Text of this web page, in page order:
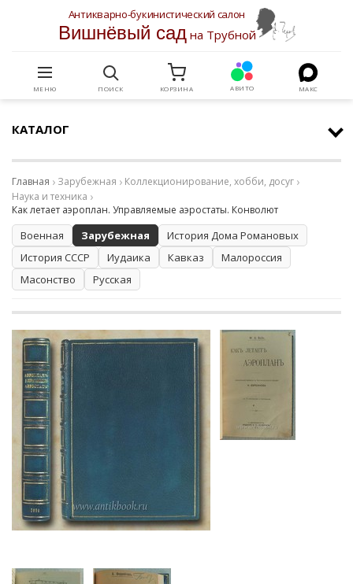
Антикварно-букинистический салон
Вишнёвый садна Трубной
МЕНЮ ПОИСК КОРЗИНА АВИТО МАКС
КАТАЛОГ
Главная Зарубежная
Коллекционирование, хобби, досуг
Наука и техника
Как летает аэроплан. Управляемые аэростаты. Конволют
Военная Зарубежная
История Дома Романовых
История СССР
Иудаика Кавказ
Малороссия
Масонство
Русская